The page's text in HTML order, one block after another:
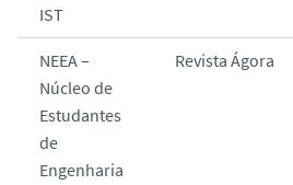
IST
NEEA –
Núcleo de
Estudantes
de
Engenharia
Revista Ágora